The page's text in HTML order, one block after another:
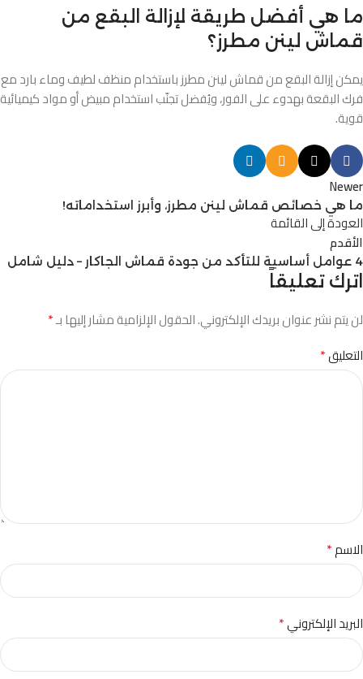
ما هي أفضل طريقة لإزالة البقع من
قماش لينن مطرز؟
يمكن إزالة البقع من قماش لينن مطرز باستخدام منظف لطيف وماء بارد مع
فرك البقعة بهدوء على الفور، ويُفضل تجنّب استخدام مبيض أو مواد كيميائية
قوية.
Newer
ما هي خصائص قماش لينن مطرز، وأبرز استخداماته!
العودة إلى القائمة
الأقدم
4 عوامل أساسية للتأكد من جودة قماش الجاكار – دليل شامل
اترك تعليقاً
لن يتم نشر عنوان بريدك الإلكتروني.الحقول الإلزامية مشار إليها بـ*
التعليق*
الاسم*
البريد الإلكتروني*